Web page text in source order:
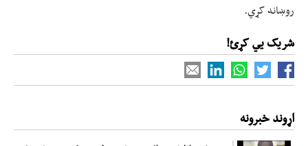
روښانه کړي.
شریک یي کړئ!
اړوند خبرونه